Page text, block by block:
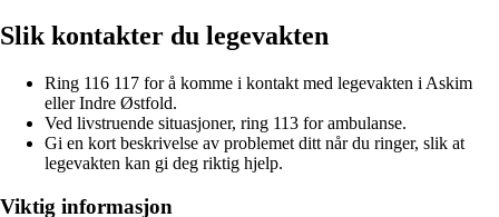
Slik kontakter du legevakten
Ring 116 117 for å komme i kontakt med legevakten i Askim
eller Indre Østfold.
Ved livstruende situasjoner, ring 113 for ambulanse.
Gi en kort beskrivelse av problemet ditt når du ringer, slik at
legevakten kan gi deg riktig hjelp.
Viktig informasjon